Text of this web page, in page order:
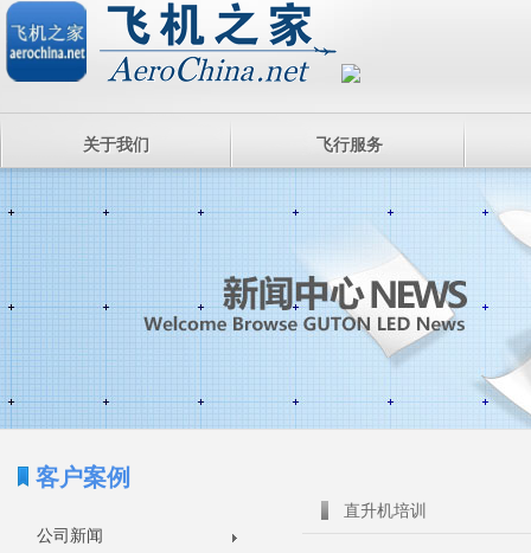
关于我们 飞行服务
客户案例
公司新闻
直升机培训